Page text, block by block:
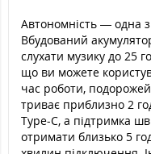
Автономність — одна з
Вбудований
слухати музику до 25
що ви можете
час роботи,
триває приблизно 2
Type-C, а підтримка
отримати близько 5